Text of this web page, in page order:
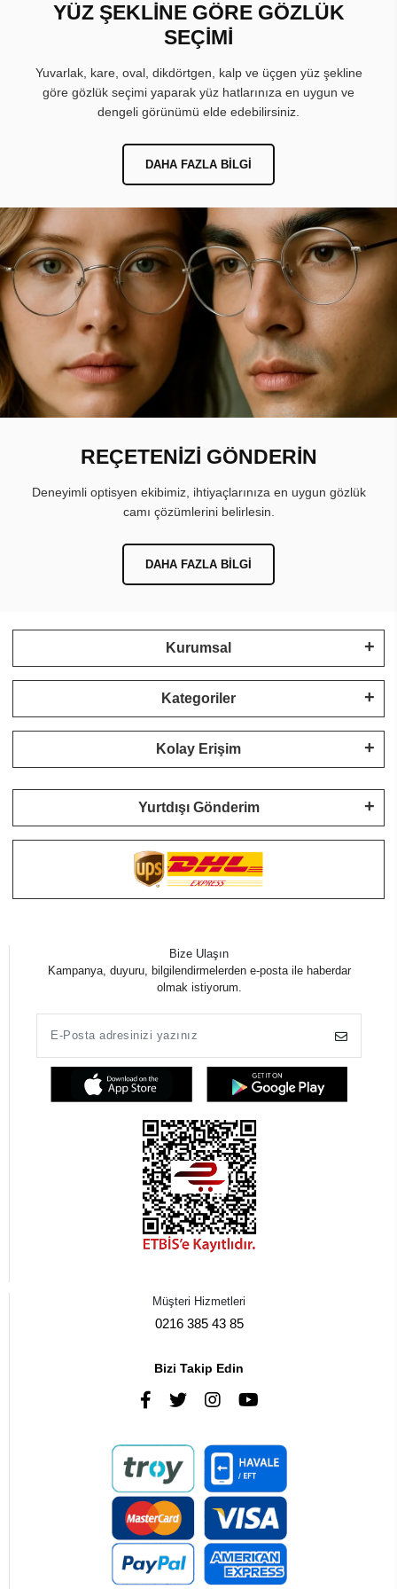
YÜZ ŞEKLİNE GÖRE GÖZLÜK
SEÇİMİ
Yuvarlak, kare, oval, dikdörtgen, kalp ve üçgen yüz şekline
göre gözlük seçimi yaparak yüz hatlarınıza en uygun ve
dengeli görünümü elde edebilirsiniz.
DAHA FAZLA BILGI
REÇETENİZİ GÖNDERİN
Deneyimli optisyen ekibimiz, ihtiyaçlarınıza en uygun gözlük
camı çözümlerini belirlesin.
DAHA FAZLA BILGI
Kurumsal
Kategoriler
Kolay Erişim
Yurtdışı Gönderim
Bize Ulaşın
Kampanya, duyuru, bilgilendirmelerden e-posta ile haberdar
olmak istiyorum.
Müşteri Hizmetleri
0216 385 43 85
Bizi Takip Edin